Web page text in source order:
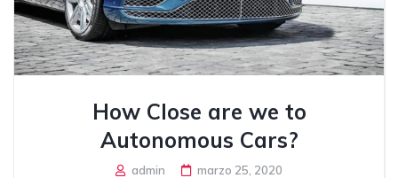
How Close are we to
Autonomous Cars?
admin marzo 25, 2020